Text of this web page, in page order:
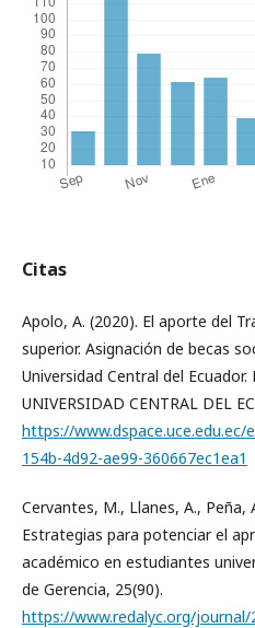
Citas
Apolo, A. (2020). El aporte del
superior. Asignación de becas
Universidad Central del
UNIVERSIDAD CENTRAL DEL
https://
154b-4d92-ae99-360667ec1ea1
Cervantes, M., Llanes, A., Peña,
Estrategias para potenciar el
académico en estudiantes
de Gerencia, 25(90).
https://www.redalyc.org/